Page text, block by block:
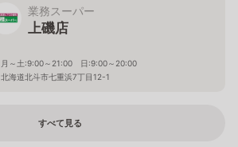
業務スーパー
上磯店
月～土:9:00～21:00 日:9:00～20:00
北海道北斗市七重浜7丁目12-1
すべて見る